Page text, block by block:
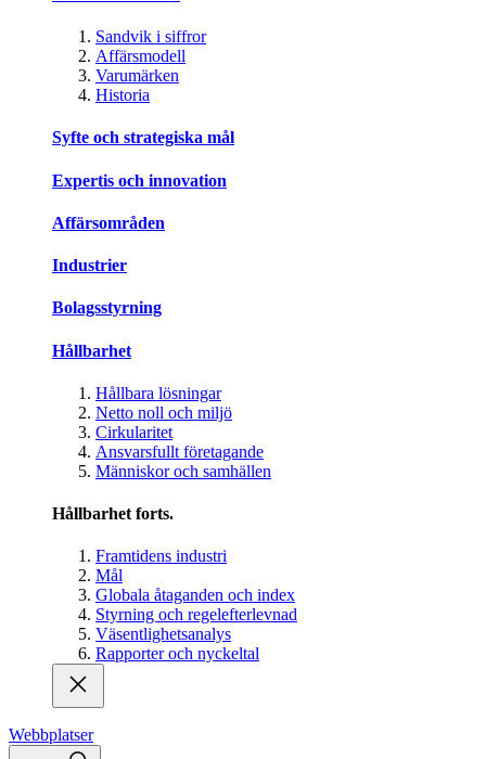
Sandvik i siffror
Affärsmodell
Varumärken
Historia
Syfte och strategiska mål
Expertis och innovation
Affärsområden
Industrier
Bolagsstyrning
Hållbarhet
Hållbara lösningar
Netto noll och miljö
Cirkularitet
Ansvarsfullt företagande
Människor och samhällen
Hållbarhet forts.
Framtidens industri
Mål
Globala åtaganden och index
Styrning och regelefterlevnad
Väsentlighetsanalys
Rapporter och nyckeltal
Webbplatser